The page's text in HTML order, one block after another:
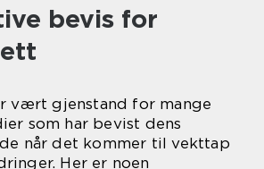
bevis for
vært gjenstand for mange
som har bevist dens
når det kommer til vekttap
Her er noen